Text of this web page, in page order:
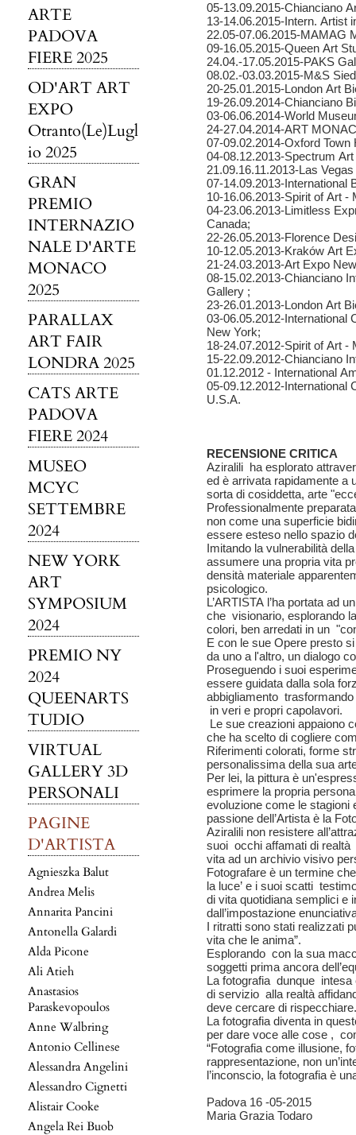
ARTE
PADOVA
FIERE 2025
OD'ART ART
EXPO
Otranto(Le)Lugl
io 2025
GRAN
PREMIO
INTERNAZIO
NALE D'ARTE
MONACO
2025
PARALLAX
ART FAIR
LONDRA 2025
CATS ARTE
PADOVA
FIERE 2024
MUSEO
MCYC
SETTEMBRE
2024
NEW YORK
ART
SYMPOSIUM
2024
PREMIO NY
2024
QUEENARTS
TUDIO
VIRTUAL
GALLERY 3D
PERSONALI
PAGINE
D'ARTISTA
Agnieszka Balut
Andrea Melis
Annarita Pancini
Antonella Galardi
Alda Picone
Ali Atieh
Anastasios
Paraskevopoulos
Anne Walbring
Antonio Cellinese
Alessandra Angelini
Alessandro Cignetti
Alistair Cooke
Angela Rei Buob
05-13.09.2015-Chianciano
13-14.06.2015-Intern. Artist
22.05-07.06.2015-MAMAG
09-16.05.2015-Queen Art
24.04.-17.05.2015-PAKS
08.02.-03.03.2015-M&S
20-25.01.2015-London Art
19-26.09.2014-Chianciano
03-06.06.2014-World
24-27.04.2014-ART
07-09.02.2014-Oxford Town
04-08.12.2013-Spectrum
21.09.16.11.2013-Las
07-14.09.2013-International
10-16.06.2013-Spirit of Art -
04-23.06.2013-Limitless
Canada;
22-26.05.2013-Florence
10-12.05.2013-Kraków Art
21-24.03.2013-Art Expo
08-15.02.2013-Chianciano
Gallery ;
23-26.01.2013-London Art
03-06.05.2012-International
New York;
18-24.07.2012-Spirit of Art -
15-22.09.2012-Chianciano
01.12.2012 - International
05-09.12.2012-International
U.S.A.
RECENSIONE CRITICA
Aziralili ha esplorato
ed è arrivata rapidamente a
sorta di cosiddetta, arte
Professionalmente
non come una superficie
essere esteso nello spazio
Imitando la vulnerabilità
assumere una propria vita
densità materiale
psicologico.
L’ARTISTA l’ha portata ad
che visionario, esplorando
colori, ben arredati in un
E con le sue Opere presto
da uno a l'altro, un dialogo
Proseguendo i suoi
essere guidata dalla sola
abbigliamento
in veri e propri capolavori.
Le sue creazioni appaiono
che ha scelto di cogliere
Riferimenti colorati, forme
personalissima della sua
Per lei, la pittura è
esprimere la propria
evoluzione come le stagioni
passione dell’Artista è la
Aziralili non resistere
suoi occhi affamati di
vita ad un archivio visivo
Fotografare è un termine
la luce’ e i suoi scatti
di vita quotidiana semplici e
dall’impostazione
I ritratti sono stati realizzati
vita che le anima”.
Esplorando con la sua
soggetti prima ancora
La fotografia dunque intesa
di servizio alla realtà
deve cercare di rispecchiare.
La fotografia diventa in
per dare voce alle cose ,
“Fotografia come illusione,
rappresentazione, non
l’inconscio, la fotografia è
Padova 16 -05-2015
Maria Grazia Todaro